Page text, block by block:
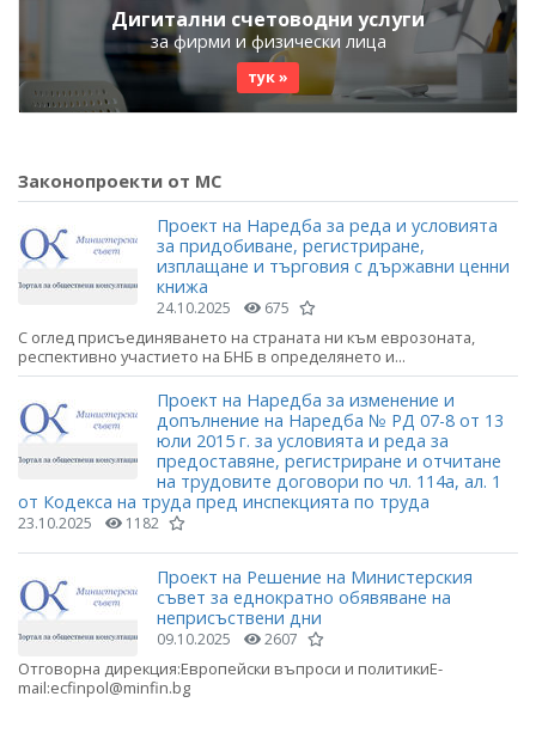
Дигитални счетоводни услуги
за фирми и физически лица
тук »
Законопроекти от МС
Проект на Наредба за реда и условията
за придобиване, регистриране,
изплащане и търговия с държавни ценни
книжа
24.10.2025 675
С оглед присъединяването на страната ни към еврозоната,
респективно участието на БНБ в определянето и...
Проект на Наредба за изменение и
допълнение на Наредба № РД 07-8 от 13
юли 2015 г. за условията и реда за
предоставяне, регистриране и отчитане
на трудовите договори по чл. 114а, ал. 1
от Кодекса на труда пред инспекцията по труда
23.10.2025 1182
Проект на Решение на Министерския
съвет за еднократно обявяване на
неприсъствени дни
09.10.2025 2607
Отговорна дирекция:Европейски въпроси и политикиE-
mail:ecfinpol@minfin.bg